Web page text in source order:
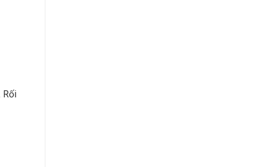
Rối